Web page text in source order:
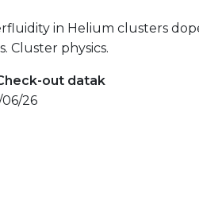
in Helium clusters
Cluster physics.
out datak
26